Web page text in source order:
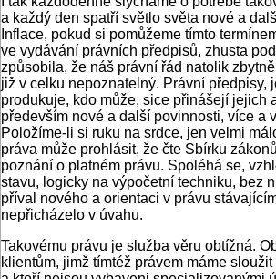
a každý den spatří světlo světa nové a
Inflace, pokud si pomůžeme tímto
ve vydávání právních předpisů, zhusta
způsobila, že náš právní řád natolik
již v celku nepoznatelný. Právní předpisy,
produkuje, kdo může, sice přinášejí jejich
především nové a další povinnosti, více a
Položíme-li si ruku na srdce, jen velmi
práva může prohlásit, že čte Sbírku
poznání o platném právu. Spoléhá se,
stavu, logicky na výpočetní techniku, bez
příval nového a orientaci v právu
nepřicházelo v úvahu.
Takovému právu je služba věru obtížná.
klientům, jimž tímtéž právem máme